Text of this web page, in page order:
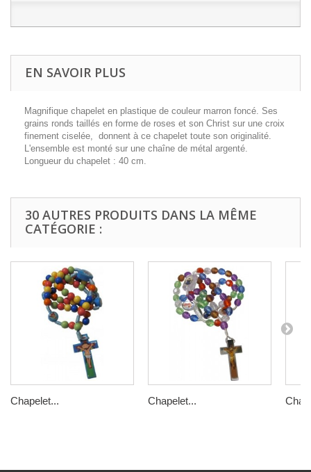
EN SAVOIR PLUS
Magnifique chapelet en plastique de couleur marron foncé. Ses
grains ronds taillés en forme de roses et son Christ sur une croix
finement ciselée, donnent à ce chapelet toute son originalité.
L'ensemble est monté sur une chaîne de métal argenté.
Longueur du chapelet : 40 cm.
30 AUTRES PRODUITS DANS LA MÊME
CATÉGORIE :
Chapelet... Chapelet...